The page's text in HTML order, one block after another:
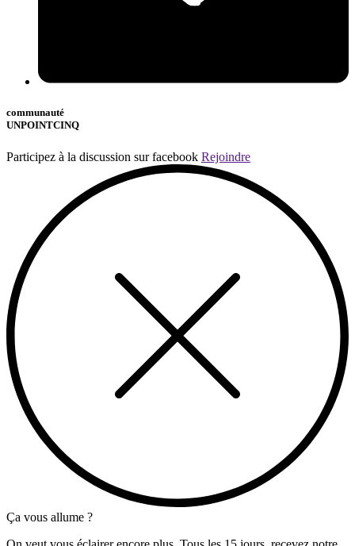
communauté
UNPOINTCINQ
Participez à la discussion sur facebook Rejoindre
Ça vous allume ?